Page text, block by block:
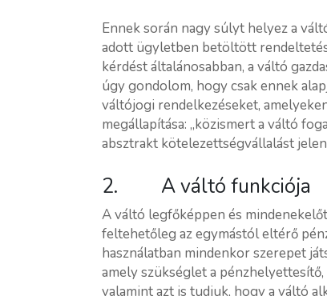
Ennek során nagy súlyt helyez a
adott ügyletben betöltött
kérdést általánosabban, a váltó
úgy gondolom, hogy csak ennek
váltójogi rendelkezéseket,
megállapítása: „közismert a váltó
absztrakt kötelezettségvállalást
2. A váltó funkciója
A váltó legfőképpen és
feltehetőleg az egymástól eltérő
használatban mindenkor szerepet
amely szükséglet a
valamint azt is tudjuk, hogy a váltó